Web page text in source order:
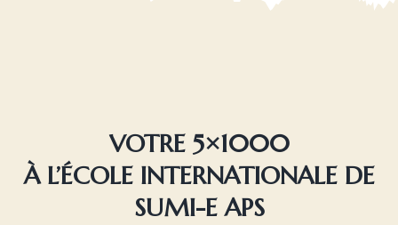
VOTRE 5×1000
À L’ÉCOLE INTERNATIONALE DE
SUMI-E APS